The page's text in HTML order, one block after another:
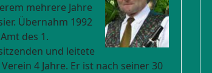
mehrere Jahre
Übernahm 1992
des 1.
und leitete
4 Jahre. Er ist nach seiner 30